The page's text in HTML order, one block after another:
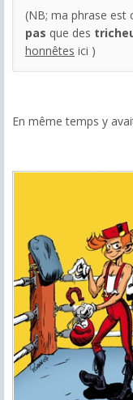
(NB; ma phrase est
pas que des
honnêtes ici )
En même temps y